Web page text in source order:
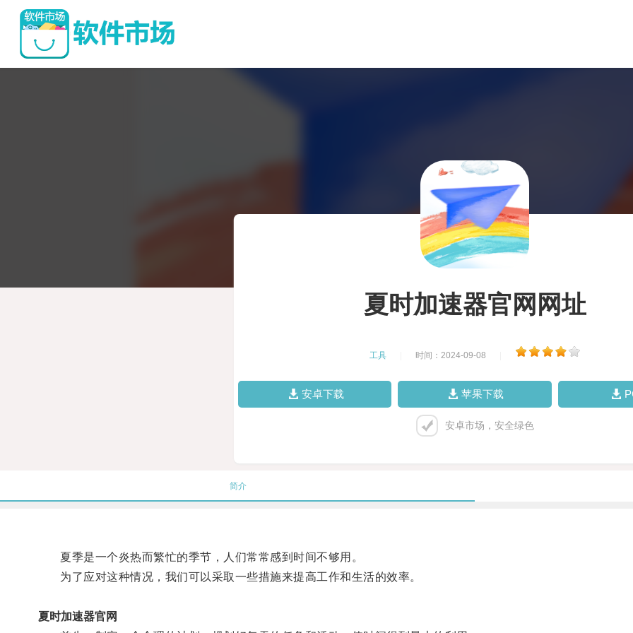
夏时加速器官网网址
工具 时间：2024-09-08
安卓下载 苹果下载
安卓市场，安全绿色
简介
夏季是一个炎热而繁忙的季节，人们常常感到时间不够用。
为了应对这种情况，我们可以采取一些措施来提高工作和生活的效率。
夏时加速器官网